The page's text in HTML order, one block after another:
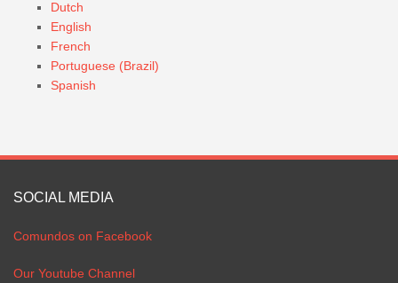
Dutch
English
French
Portuguese (Brazil)
Spanish
SOCIAL MEDIA
Comundos on Facebook
Our Youtube Channel